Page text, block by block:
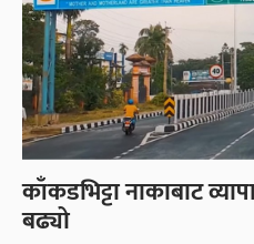
काँकडभिट्टा नाकाबाट
बढ्यो